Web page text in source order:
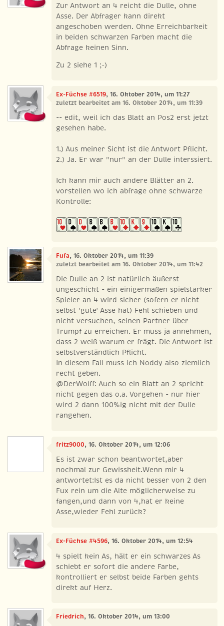
Zur Antwort an 4 reicht die Dulle, ohne
Asse. Der Abfrager kann direkt
angeschoben werden. Ohne Erreichbarkeit
in beiden schwarzen Farben macht die
Abfrage keinen Sinn.
Zu 2 siehe 1 ;-)
Ex-Füchse #6519, 16. Oktober 2014, um 11:27
zuletzt bearbeitet am 16. Oktober 2014, um 11:39
-- edit, weil ich das Blatt an Pos2 erst jetzt
gesehen habe.
1.) Aus meiner Sicht ist die Antwort Pflicht.
2.) Ja. Er war "nur" an der Dulle interssiert.
Ich kann mir auch andere Blätter an 2.
vorstellen wo ich abfrage ohne schwarze
Kontrolle:
Fufa, 16. Oktober 2014, um 11:39
zuletzt bearbeitet am 16. Oktober 2014, um 11:42
Die Dulle an 2 ist natürlich äußerst
ungeschickt - ein einigermaßen spielstarker
Spieler an 4 wird sicher (sofern er nicht
selbst 'gute' Asse hat) Fehl schieben und
nicht versuchen, seinen Partner über
Trumpf zu erreichen. Er muss ja annehmen,
dass 2 weiß warum er frägt. Die Antwort ist
selbstverständlich Pflicht.
In diesem Fall muss ich Noddy also ziemlich
recht geben.
@DerWolff: Auch so ein Blatt an 2 spricht
nicht gegen das o.a. Vorgehen - nur hier
wird 2 dann 100%ig nicht mit der Dulle
rangehen.
fritz9000, 16. Oktober 2014, um 12:06
Es ist zwar schon beantwortet,aber
nochmal zur Gewissheit.Wenn mir 4
antwortet:Ist es da nicht besser von 2 den
Fux rein um die Alte möglicherweise zu
fangen,und dann von 4,hat er keine
Asse,wieder Fehl zurück?
Ex-Füchse #4596, 16. Oktober 2014, um 12:54
4 spielt kein As, hält er ein schwarzes As
schiebt er sofort die andere Farbe,
kontrolliert er selbst beide Farben gehts
direkt auf Herz.
Friedrich, 16. Oktober 2014, um 13:00